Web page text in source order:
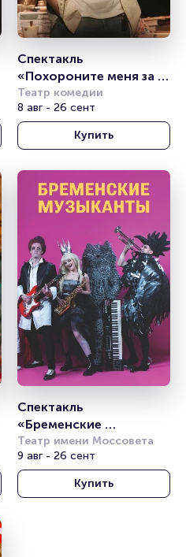
Спектакль
«Похороните меня за
плинтусом»
Театр комедии
8 авг - 26 сент
Купить
Спектакль
«Бременские
музыканты»
Театр имени Моссовета
9 авг - 26 сент
Купить